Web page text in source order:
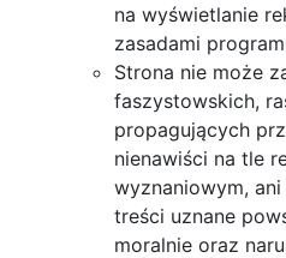
na wyświetlanie
zasadami
Strona nie może
faszystowskich,
propagujących
nienawiści na tle
wyznaniowym,
treści uznane
moralnie oraz